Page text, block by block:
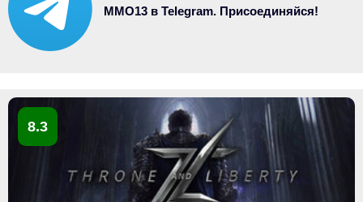
MMO13 в Telegram. Присоединяйся!
8.3